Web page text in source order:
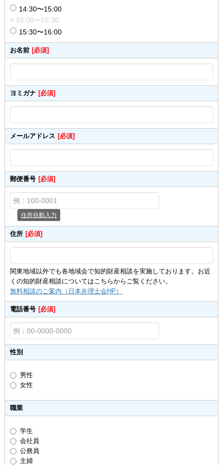
14:30〜15:00
× 15:00〜15:30
15:30〜16:00
お名前 [必須]
ヨミガナ [必須]
メールアドレス [必須]
郵便番号 [必須]
住所自動入力
住所 [必須]
関東地域以外でも各地域会で知的財産相談を実施しております。お近
くの知的財産相談についてはこちらからご覧ください。
無料相談のご案内（日本弁理士会HP）
電話番号 [必須]
性別
男性
女性
職業
学生
会社員
公務員
主婦